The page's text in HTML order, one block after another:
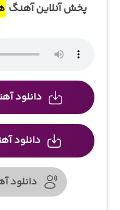
پخش آنلاین آهنگ
دانلود
دانلود
دانلود